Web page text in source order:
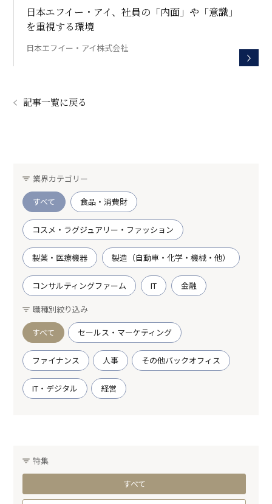
日本エフイー・アイ、社員の「内面」や「意識」
を重視する環境
日本エフイー・アイ株式会社
記事一覧に戻る
業界カテゴリー
すべて
食品・消費財
コスメ・ラグジュアリー・ファッション
製薬・医療機器 製造（自動車・化学・機械・他）
コンサルティングファーム IT 金融
職種別絞り込み
すべて
セールス・マーケティング
ファイナンス 人事 その他バックオフィス
IT・デジタル 経営
特集
すべて